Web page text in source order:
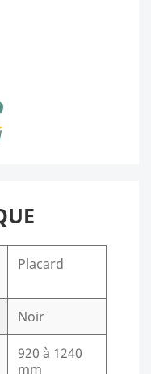
Placard
Noir
920 à 1240
mm